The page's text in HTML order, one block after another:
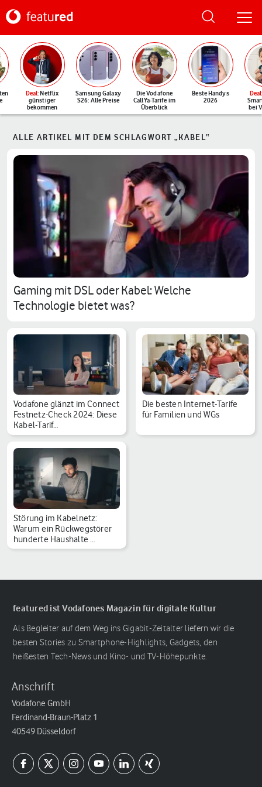
Deal: Netflix
günstiger
bekommen
Samsung Galaxy
S26: Alle Preise
Die Vodafone
CallYa-Tarife im
Überblick
Beste Handys
2026
Deal
bei
ALLE ARTIKEL MIT DEM SCHLAGWORT „KABEL“
Gaming mit DSL oder Kabel: Welche
Technologie bietet was?
Vodafone glänzt im Connect
Festnetz-Check 2024: Diese
Kabel-Tarif…
Die besten Internet-Tarife
für Familien und WGs
Störung im Kabelnetz:
Warum ein Rückwegstörer
hunderte Haushalte …
featured ist Vodafones Magazin für digitale Kultur
Als Begleiter auf dem Weg ins Gigabit-Zeitalter liefern wir die
besten Stories zu Smartphone-Highlights, Gadgets, den
heißesten Tech-News und Kino- und TV-Höhepunkte.
Anschrift
Vodafone GmbH
Ferdinand-Braun-Platz 1
40549 Düsseldorf